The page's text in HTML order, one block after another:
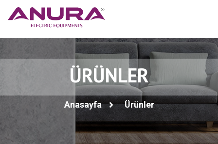
ÜRÜNLER
Anasayfa Ürünler